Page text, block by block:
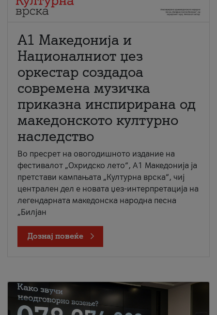
А1 Македонија и
Националниот џез
оркестар создадоа
современа музичка
приказна инспирирана од
македонското културно
наследство
Во пресрет на овогодишното издание на
фестивалот „Охридско лето“, А1 Македонија ја
претстави кампањата „Културна врска“, чиј
централен дел е новата џез-интерпретација на
легендарната македонска народна песна
„Билјан
Дознај повеќе